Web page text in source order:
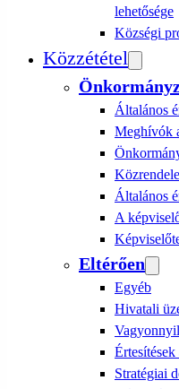
lehetősége
Községi
Közzététel
Általános
Meghívók
Általános
A
Eltérően
Egyéb
Hivatali
Stratégiai